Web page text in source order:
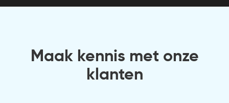
Maak kennis met onze
klanten